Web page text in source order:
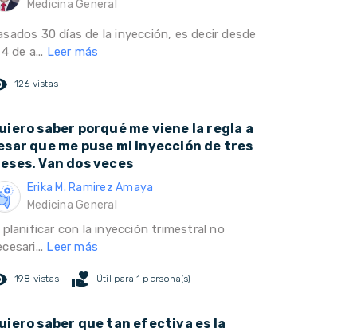
Medicina General
30 días de la inyección, es decir desde
de a... Leer más
126 vistas
saber porqué me viene la regla a
que me puse mi inyección de tres
Van dos veces
Erika M. Ramirez Amaya
Medicina General
planificar con la inyección trimestral no
Leer más
198 vistas volunteer_activism Útil para 1 persona(s)
saber que tan efectiva es la